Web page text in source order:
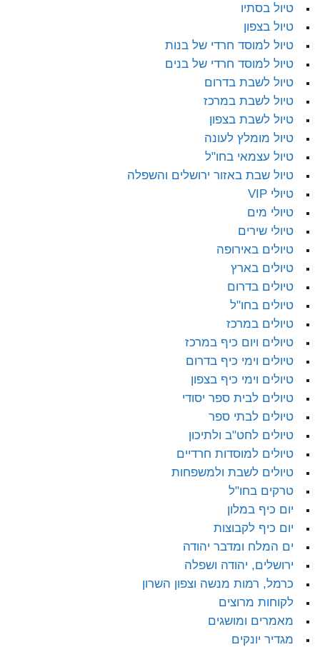
טיול בסתיו
טיול בצפון
טיול למוסד חרדי של בנות
טיול למוסד חרדי של בנים
טיול לשבת בדרום
טיול לשבת במרכז
טיול לשבת בצפון
טיול מומלץ לעונה
טיול עצמאי בחו"ל
טיול שבת באזור ירושלים והשפלה
טיולי VIP
טיולי מים
טיולי שירים
טיולים באירופה
טיולים בארץ
טיולים בדרום
טיולים בחו"ל
טיולים במרכז
טיולים ויום כיף במרכז
טיולים וימי כיף בדרום
טיולים וימי כיף בצפון
טיולים לבית ספר יסודי
טיולים לבתי ספר
טיולים לחט"ב ולתיכון
טיולים למוסדות חרדיים
טיולים לשבת ולמשפחות
טרקים בחו"ל
יום כיף במלון
יום כיף לקבוצות
ים המלח ומדבר יהודה
ירושלים, יהודה ושפלה
כרמל, רמות מנשה וצפון השרון
לקוחות מרוצים
מאמרים ומושגים
מגדיר יונקים